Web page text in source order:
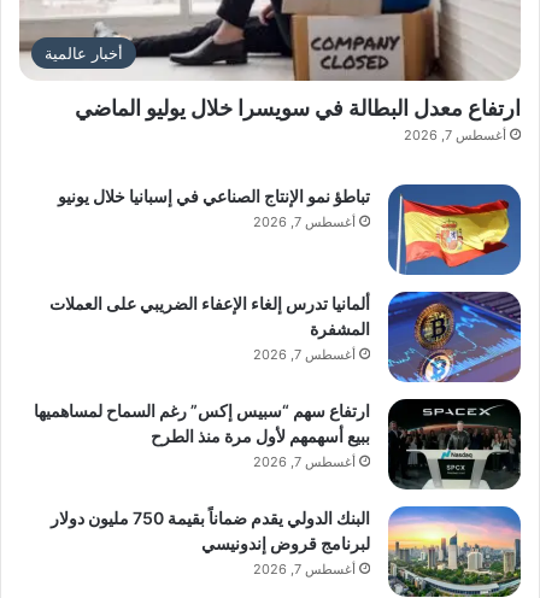
أخبار عالمية
ارتفاع معدل البطالة في سويسرا خلال يوليو الماضي
أغسطس 7, 2026
تباطؤ نمو الإنتاج الصناعي في إسبانيا خلال يونيو
أغسطس 7, 2026
ألمانيا تدرس إلغاء الإعفاء الضريبي على العملات
المشفرة
أغسطس 7, 2026
ارتفاع سهم “سبيس إكس” رغم السماح لمساهميها
ببيع أسهمهم لأول مرة منذ الطرح
أغسطس 7, 2026
البنك الدولي يقدم ضماناً بقيمة 750 مليون دولار
لبرنامج قروض إندونيسي
أغسطس 7, 2026